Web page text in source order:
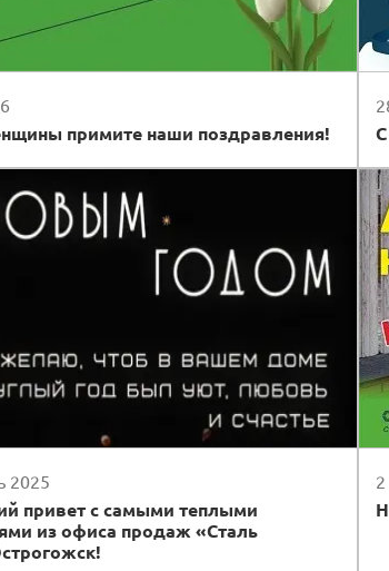
примите наши поздравления!
2025
привет с самыми теплыми
из офиса продаж «Сталь